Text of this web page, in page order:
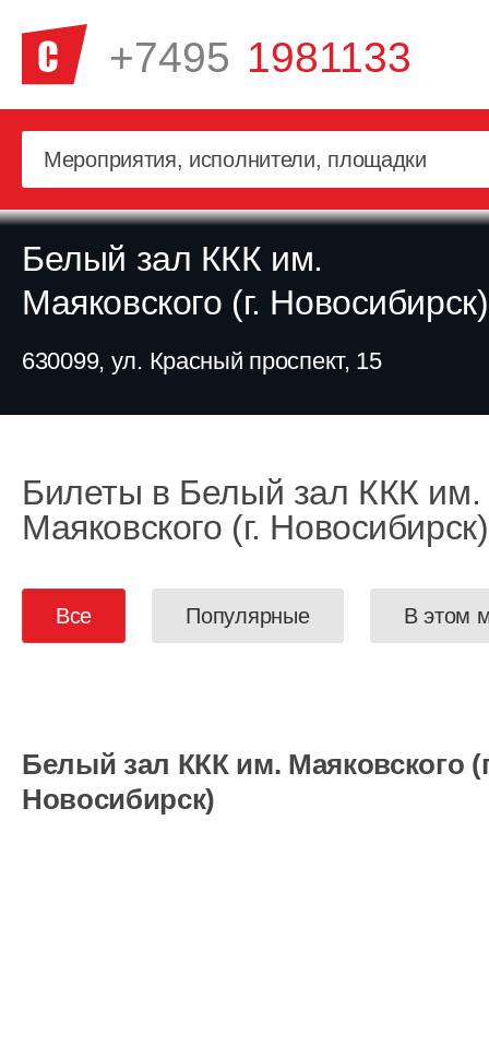
+7495 1981133
Белый зал ККК им.
Маяковского (г. Новосибирск)
630099, ул. Красный проспект, 15
Билеты в Белый зал ККК им.
Маяковского (г. Новосибирск)
Все Популярные В этом
Белый зал ККК им. Маяковского
Новосибирск)